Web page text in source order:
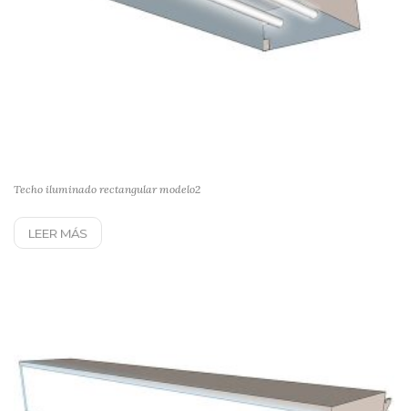
Techo iluminado rectangular modelo2
LEER MÁS